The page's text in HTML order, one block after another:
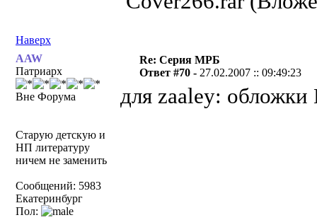
Наверх
AAW
Патриарх
Вне Форума
Старую детскую и
НП литературу
ничем не заменить
Сообщений: 5983
Екатеринбург
Пол:
Re: Серия МРБ
Ответ #70 - 27.02.2007 :: 09:49:23
для zaaley: